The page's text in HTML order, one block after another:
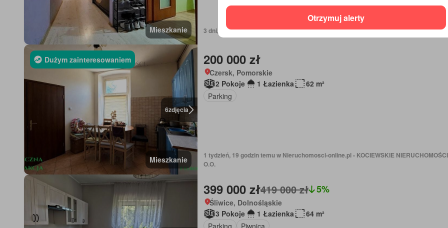
Mieszkanie 3 dni, 19 godzin temu w Nieruchomosci-online.pl - Makler Nieruchomości S.C.
6zdjęcia
Dużym zainteresowaniem
Mieszkanie
200 000 zł
Czersk, Pomorskie
2 Pokoje
1 Łazienka
62 m²
Parking
1 tydzień, 19 godzin temu w Nieruchomosci-online.pl - KOCIEWSKIE NIERUCHOMOŚCI
O.O.
399 000 zł419 000 zł 5%
Śliwice, Dolnośląskie
3 Pokoje
1 Łazienka
64 m²
Parking
Piwnica
Otrzymuj alerty